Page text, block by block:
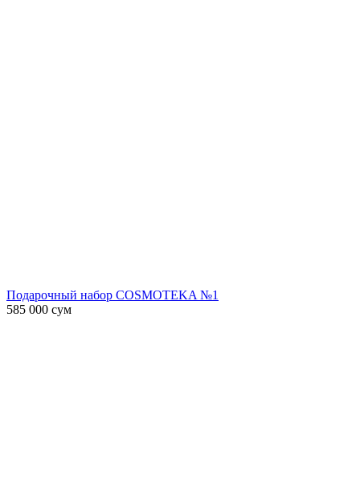
Подарочный набор COSMOTEKA №1
585 000 сум